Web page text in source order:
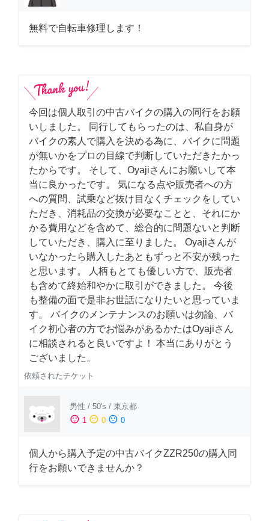
無料で自転車修理します！
今回は個人取引の中古バイクの購入の同行をお願
いしました。 同行してもらったのは、私自身が
バイクの素人で購入を決める為に、バイクに問題
が無いかをプロの目線で判断していただきたかっ
たからです。 そして、Oyajiさんにお願いして本
当に良かったです。 気になる点や販売者への方
への質問、試乗など抜け目なくチェックをしてい
ただき、消耗品の交換が必要なことと、それにか
かる費用などを含めて、総合的に問題ないと判断
していただき、購入に至りました。 Oyajiさんが
いなかったら購入したあともずっと不安が残った
と思います。 人柄もとても優しい方で、販売者
も含めて終始和やかに取引ができました。 今後
も整備の面で是非お世話になりたいと思っていま
す。 バイクのメンテナンスのお願いは勿論、バ
イク初心者の方でお悩みがあるかたはOyajiさん
に相談されると良いですよ！ 本当にありがとう
ございました。
依頼されたチケット
男性 / 50's / 東京都
sentiment_satisfied 1 sentiment_neutral 0 sentiment_dissatisfied 0
個人から購入予定の中古バイクZZR250の購入同
行をお願いできませんか？